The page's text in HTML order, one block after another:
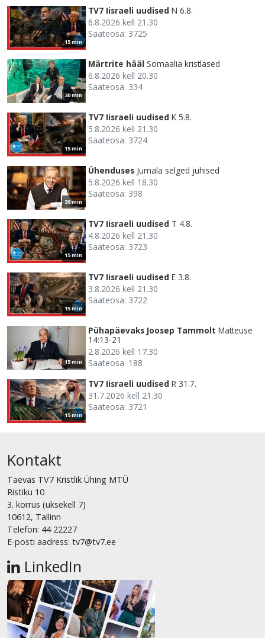
15 min
TV7 Iisraeli uudised N 6.8.
6.8.2026 kell 21.30
Saateosa: 3725
30 min
Märtrite hääl Somaalia kristlased
6.8.2026 kell 20.30
Saateosa: 334
15 min
TV7 Iisraeli uudised K 5.8.
5.8.2026 kell 21.30
Saateosa: 3724
30 min
Ühenduses Jumala selged juhised
5.8.2026 kell 18.30
Saateosa: 398
15 min
TV7 Iisraeli uudised T 4.8.
4.8.2026 kell 21.30
Saateosa: 3723
15 min
TV7 Iisraeli uudised E 3.8.
3.8.2026 kell 21.30
Saateosa: 3722
15 min
Pühapäevaks Joosep Tammolt Matteuse
14:13-21
2.8.2026 kell 17.30
Saateosa: 188
15 min
TV7 Iisraeli uudised R 31.7.
31.7.2026 kell 21.30
Saateosa: 3721
Kontakt
Taevas TV7 Kristlik Ühing MTÜ
Ristiku 10
3. korrus (uksekell 7)
10612, Tallinn
Telefon: 44 22227
E-posti aadress: tv7@tv7.ee
LinkedIn